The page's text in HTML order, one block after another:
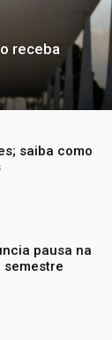
receba
saiba como
pausa na
semestre